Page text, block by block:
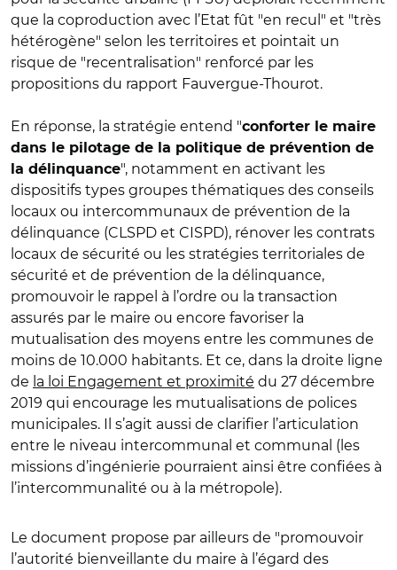
que la coproduction avec l’Etat fût "en recul" et "très
hétérogène" selon les territoires et pointait un
risque de "recentralisation" renforcé par les
propositions du rapport Fauvergue-Thourot.
En réponse, la stratégie entend "conforter le maire
dans le pilotage de la politique de prévention de
la délinquance", notamment en activant les
dispositifs types groupes thématiques des conseils
locaux ou intercommunaux de prévention de la
délinquance (CLSPD et CISPD), rénover les contrats
locaux de sécurité ou les stratégies territoriales de
sécurité et de prévention de la délinquance,
promouvoir le rappel à l’ordre ou la transaction
assurés par le maire ou encore favoriser la
mutualisation des moyens entre les communes de
moins de 10.000 habitants. Et ce, dans la droite ligne
de la loi Engagement et proximité du 27 décembre
2019 qui encourage les mutualisations de polices
municipales. Il s’agit aussi de clarifier l’articulation
entre le niveau intercommunal et communal (les
missions d’ingénierie pourraient ainsi être confiées à
l’intercommunalité ou à la métropole).
Le document propose par ailleurs de "promouvoir
l’autorité bienveillante du maire à l’égard des